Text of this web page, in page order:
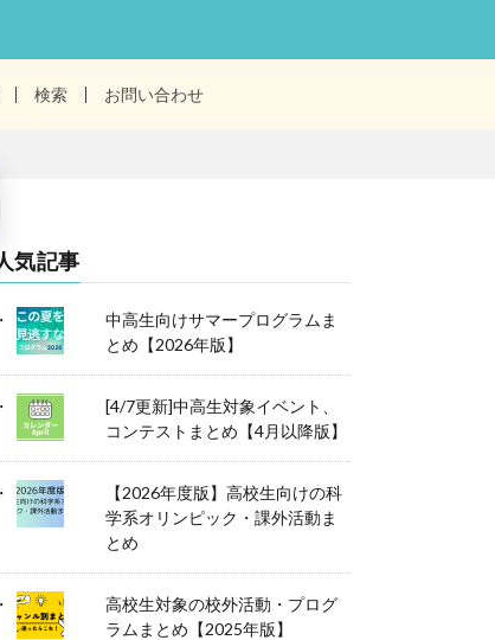
検索 お問い合わせ
気記事
中高生向けサマープログラムま
とめ【2026年版】
[4/7更新]中高生対象イベント、
コンテストまとめ【4月以降版】
【2026年度版】高校生向けの科
学系オリンピック・課外活動ま
とめ
高校生対象の校外活動・プログ
ラムまとめ【2025年版】